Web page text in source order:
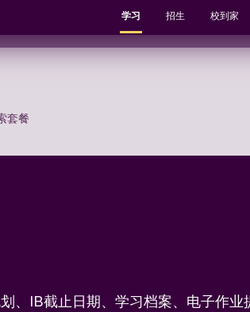
学习 招生 校到家
套餐
IB截止日期、学习档案、电子作业